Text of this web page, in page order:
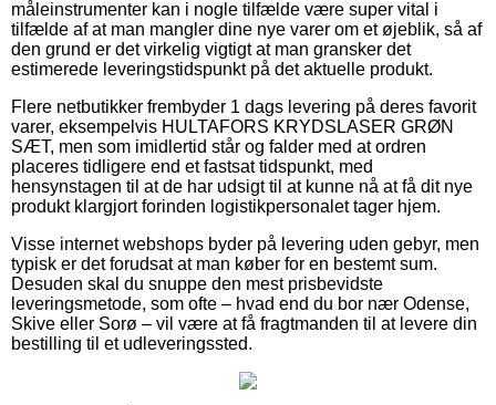
måleinstrumenter kan i nogle tilfælde være super vital i
tilfælde af at man mangler dine nye varer om et øjeblik, så af
den grund er det virkelig vigtigt at man gransker det
estimerede leveringstidspunkt på det aktuelle produkt.
Flere netbutikker frembyder 1 dags levering på deres favorit
varer, eksempelvis HULTAFORS KRYDSLASER GRØN
SÆT, men som imidlertid står og falder med at ordren
placeres tidligere end et fastsat tidspunkt, med
hensynstagen til at de har udsigt til at kunne nå at få dit nye
produkt klargjort forinden logistikpersonalet tager hjem.
Visse internet webshops byder på levering uden gebyr, men
typisk er det forudsat at man køber for en bestemt sum.
Desuden skal du snuppe den mest prisbevidste
leveringsmetode, som ofte – hvad end du bor nær Odense,
Skive eller Sorø – vil være at få fragtmanden til at levere din
bestilling til et udleveringssted.